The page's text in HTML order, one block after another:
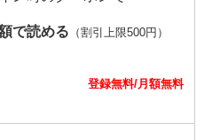
で読める （割引上限500円）
登録無料/月額無料